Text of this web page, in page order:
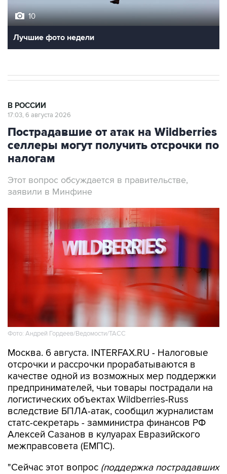
10
Лучшие фото недели
В РОССИИ
17:03, 6 августа 2026
Пострадавшие от атак на Wildberries
селлеры могут получить отсрочки по
налогам
Этот вопрос обсуждается в правительстве,
заявили в Минфине
Фото: Андрей Гордеев/Ведомости/ТАСС
Москва. 6 августа. INTERFAX.RU - Налоговые
отсрочки и рассрочки прорабатываются в
качестве одной из возможных мер поддержки
предпринимателей, чьи товары пострадали на
логистических объектах Wildberries-Russ
вследствие БПЛА-атак, сообщил журналистам
статс-секретарь - замминистра финансов РФ
Алексей Сазанов в кулуарах Евразийского
межправсовета (ЕМПС).
"Сейчас этот вопрос (поддержка пострадавших